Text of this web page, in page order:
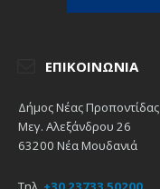
ΕΠΙΚΟΙΝΩΝΊΑ
Δήμος Νέας Προποντίδας
Μεγ. Αλεξάνδρου 26
63200 Νέα Μουδανιά